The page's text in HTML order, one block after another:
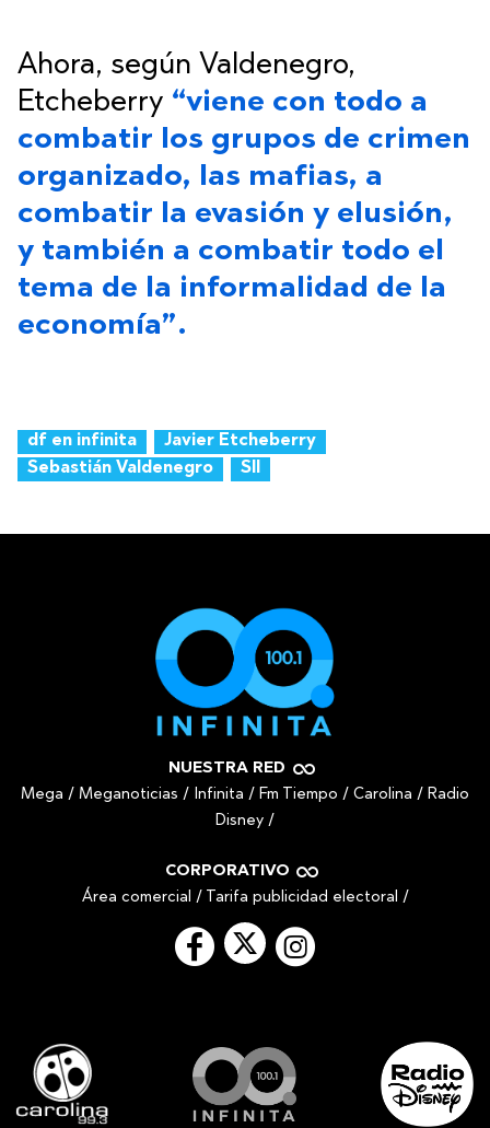
Ahora, según Valdenegro,
Etcheberry “viene con todo a
combatir los grupos de crimen
organizado, las mafias, a
combatir la evasión y elusión,
y también a combatir todo el
tema de la informalidad de la
economía”.
df en infinita
Javier Etcheberry
Sebastián Valdenegro
SII
NUESTRA RED
Mega / Meganoticias / Infinita / Fm Tiempo / Carolina / Radio
Disney /
CORPORATIVO
Área comercial / Tarifa publicidad electoral /